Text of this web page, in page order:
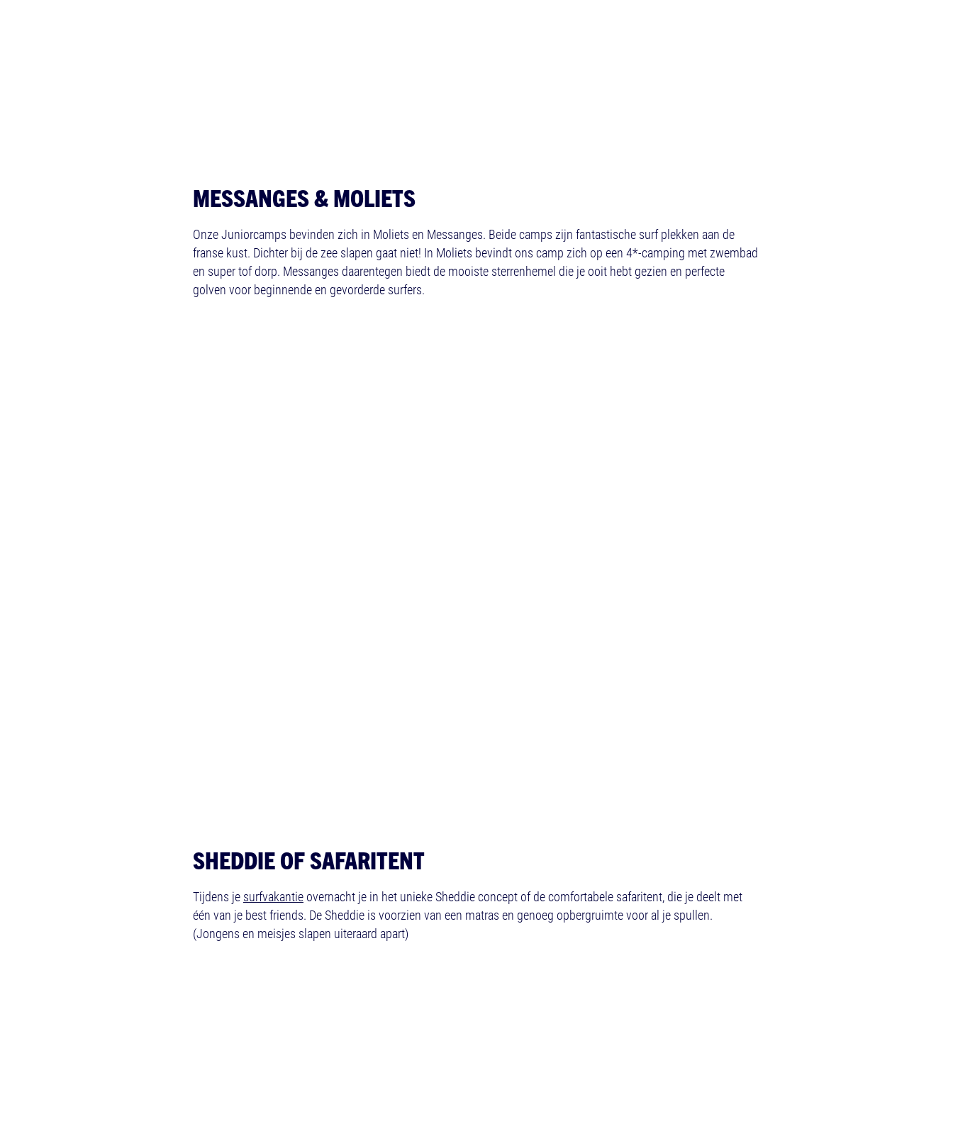
MESSANGES & MOLIETS
Onze Juniorcamps bevinden zich in Moliets en Messanges. Beide camps zijn fantastische surf plekken aan de
franse kust. Dichter bij de zee slapen gaat niet! In Moliets bevindt ons camp zich op een 4*-camping met zwembad
en super tof dorp. Messanges daarentegen biedt de mooiste sterrenhemel die je ooit hebt gezien en perfecte
golven voor beginnende en gevorderde surfers.
SHEDDIE OF SAFARITENT
Tijdens je surfvakantie overnacht je in het unieke Sheddie concept of de comfortabele safaritent, die je deelt met
één van je best friends. De Sheddie is voorzien van een matras en genoeg opbergruimte voor al je spullen.
(Jongens en meisjes slapen uiteraard apart)